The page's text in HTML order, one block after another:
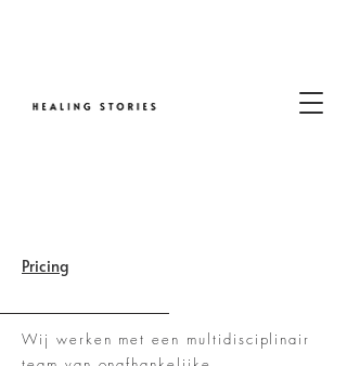
Pricing
Wij werken met een multidisciplinair